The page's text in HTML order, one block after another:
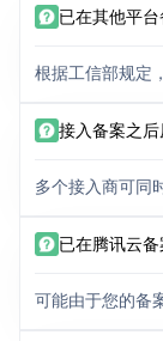
已在其他平
根据工信部规定
接入备案之后
多个接入商可同
已在腾讯云
可能由于您的备